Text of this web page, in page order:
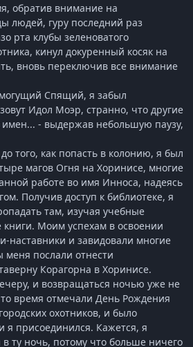
обратив внимание на
людей, гуру последний раз
рта клубы зеленоватого
кинул докуренный косяк на
вновь переключив все внимание
Спящий, я забыл
Идол Моэр, странно, что другие
- выдержав небольшую паузу,
того, как попасть в колонию, я был
магов Огня на Хоринисе, многие
работе во имя Инноса, надеясь
Получив доступ к библиотеке, я
там, изучая учебные
книги. Моим успехам в освоении
наставники и завидовали многие
послали отнести
Корагорна в Хоринисе.
и возвращаться ночью уже не
время отмечали День Рождения
охотников, и было
я присоединился. Кажется, я
ту ночь, потому что больше ничего